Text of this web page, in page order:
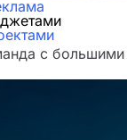
с большими